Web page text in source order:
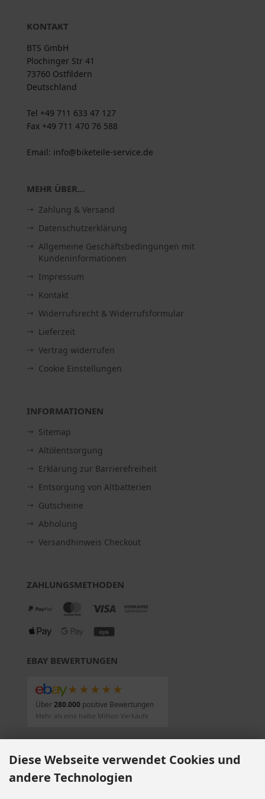
KONTAKT
BTS GmbH
Plochinger Str 41
73760 Ostfildern
Deutschland
Tel +49 711 633 47 127
Fax +49 711 470 76 588
Email: info@biketeile-service.de
MEHR ÜBER...
Zahlung & Versand
Datenschutzerklärung
Allgemeine Geschäftsbedingungen mit
Kundeninformationen
Impressum
Kontakt
Widerrufsrecht & Widerrufsformular
Lieferzeit
Vertrag widerrufen
Cookie Einstellungen
INFORMATIONEN
Sitemap
Altölentsorgung
Erklärung zur Barrierefreiheit
Entsorgung von Altbatterien
Gutscheine
Abholung
Versandhinweis Checkout
ZAHLUNGSMETHODEN
EBAY BEWERTUNGEN
★★★★★
Über280.000 positive Bewertungen
Mehr als eine halbe Million Verkäufe
Diese Webseite verwendet Cookies und
andere Technologien